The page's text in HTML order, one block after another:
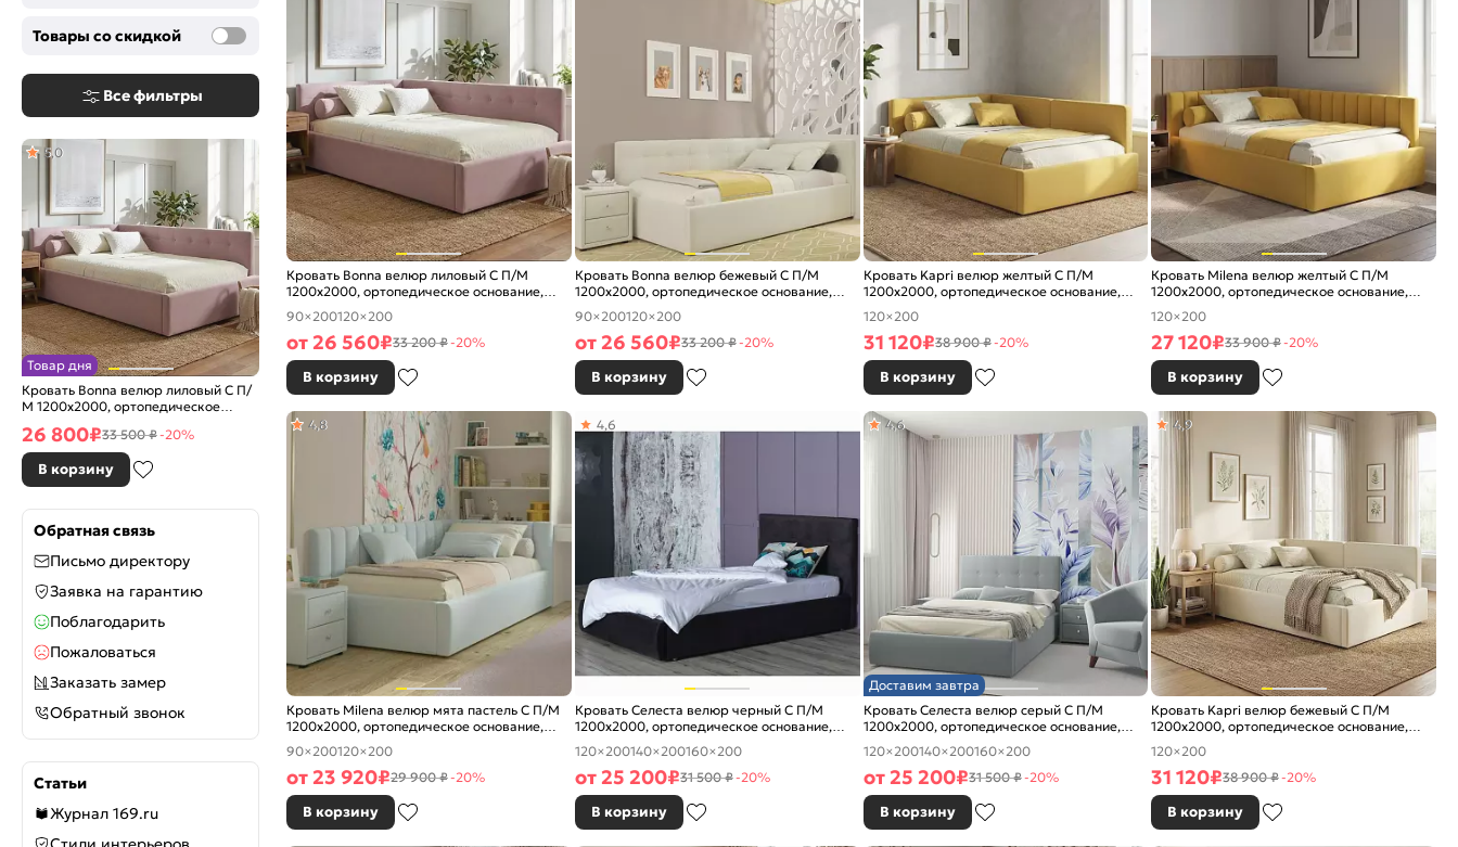
Товары со скидкой
Все фильтры
Товар дня
Кровать Bonna велюр лиловый С П/
М 1200x2000, ортопедическое
5,0
26 800₽33 500 ₽-20%
В корзину
Обратная связь
Письмо директору
Заявка на гарантию
Поблагодарить
Пожаловаться
Заказать замер
Обратный звонок
Статьи
Журнал 169.ru
Кровать Bonna велюр лиловый С П/М
1200x2000, ортопедическое основание,
изголовье мягкое
90×200120×200
от 26 560₽33 200 ₽-20%
В корзину
Кровать Bonna велюр бежевый С П/М
1200x2000, ортопедическое основание,
изголовье мягкое
90×200120×200
от 26 560₽33 200 ₽-20%
В корзину
Кровать Kapri велюр желтый С П/М
1200x2000, ортопедическое основание,
изголовье мягкое
120×200
31 120₽38 900 ₽-20%
В корзину
Кровать Milena велюр желтый С П/М
1200x2000, ортопедическое основание,
изголовье мягкое
120×200
27 120₽33 900 ₽-20%
В корзину
Кровать Milena велюр мята пастель С П/М
1200x2000, ортопедическое основание,
изголовье мягкое
4,8
90×200120×200
от 23 920₽29 900 ₽-20%
В корзину
Кровать Селеста велюр черный С П/М
1200x2000, ортопедическое основание,
изголовье мягкое
4,6
120×200140×200160×200
от 25 200₽31 500 ₽-20%
В корзину
Доставим завтра
Кровать Селеста велюр серый С П/М
1200x2000, ортопедическое основание,
изголовье мягкое
4,6
120×200140×200160×200
от 25 200₽31 500 ₽-20%
В корзину
Кровать Kapri велюр бежевый С П/М
1200x2000, ортопедическое основание,
изголовье мягкое
4,9
120×200
31 120₽38 900 ₽-20%
В корзину